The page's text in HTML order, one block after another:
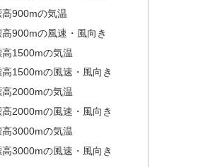
高900mの気温
高900mの風速・風向き
高1500mの気温
高1500mの風速・風向き
高2000mの気温
高2000mの風速・風向き
高3000mの気温
高3000mの風速・風向き